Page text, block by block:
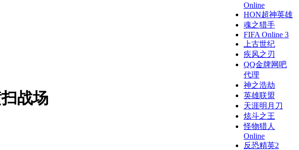
战场
Online
HON超神英雄
魂之猎手
FIFA Online 3
上古世纪
疾风之刃
QQ金牌网吧
代理
神之浩劫
英雄联盟
天涯明月刀
炫斗之王
怪物猎人
Online
反恐精英2